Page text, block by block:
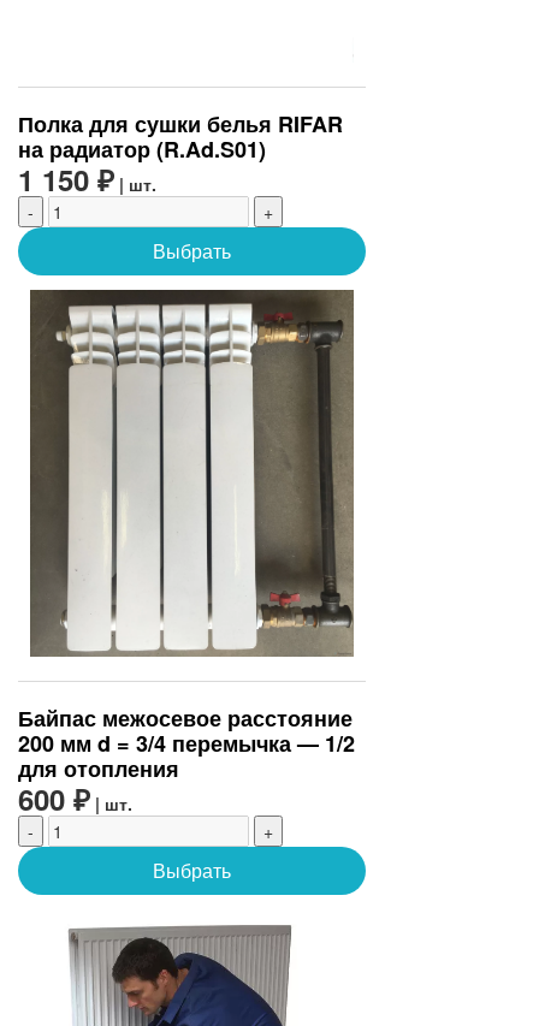
Полка для сушки белья RIFAR
на радиатор (R.Ad.S01)
1 150 ₽ | шт.
-
+
Выбрать
Байпас межосевое расстояние
200 мм d = 3/4 перемычка — 1/2
для отопления
600 ₽ | шт.
-
+
Выбрать